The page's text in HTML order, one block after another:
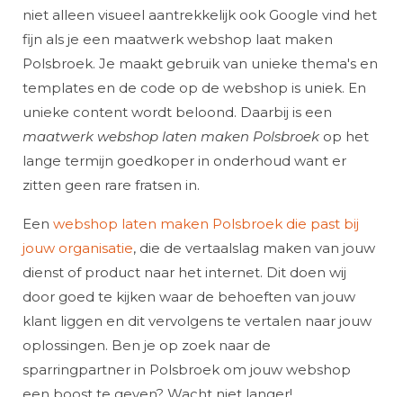
niet alleen visueel aantrekkelijk ook Google vind het
fijn als je een maatwerk webshop laat maken
Polsbroek. Je maakt gebruik van unieke thema's en
templates en de code op de webshop is uniek. En
unieke content wordt beloond. Daarbij is een
maatwerk webshop laten maken Polsbroek op het
lange termijn goedkoper in onderhoud want er
zitten geen rare fratsen in.
Een webshop laten maken Polsbroek die past bij
jouw organisatie, die de vertaalslag maken van jouw
dienst of product naar het internet. Dit doen wij
door goed te kijken waar de behoeften van jouw
klant liggen en dit vervolgens te vertalen naar jouw
oplossingen. Ben je op zoek naar de
sparringpartner in Polsbroek om jouw webshop